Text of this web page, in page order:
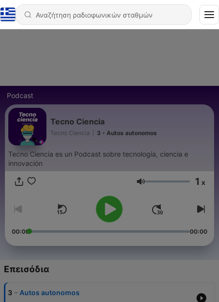
Podcast
Tecno Ciencia
Tecno Ciencia 3 - Autos autonomos
Tecno Ciencia es un Podcast sobre tecnología, ciencia e
innovación
Ένταση 1 x
00:00 00:00
Επεισόδια
3 - Autos autonomos